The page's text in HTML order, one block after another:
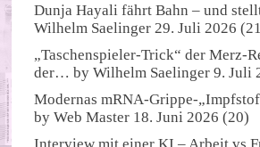
Dunja Hayali fährt Bahn – und
Wilhelm Saelinger 29. Juli 2026
„Taschenspieler-Trick“ der Merz-
der… byWilhelm Saelinger 9. Juli
Modernas mRNA-Grippe-
byWeb Master 18. Juni 2026 (20)